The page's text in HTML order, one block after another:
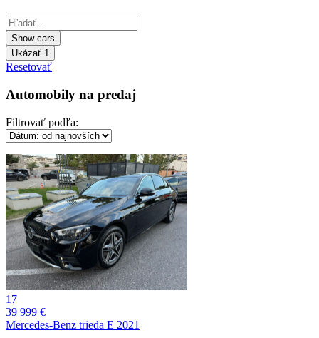
Ukázať 1
Resetovať
Automobily na predaj
Filtrovať podľa:
17
39 999 €
Mercedes-Benz trieda E 2021